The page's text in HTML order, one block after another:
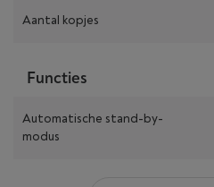
Aantal kopjes
Functies
Automatische stand-by-
modus